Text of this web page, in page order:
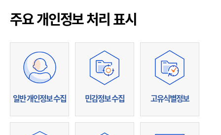
주요 개인정보 처리 표시
일반 개인정보 수집 민감정보 수집 고유식별정보